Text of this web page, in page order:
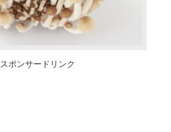
スポンサードリンク